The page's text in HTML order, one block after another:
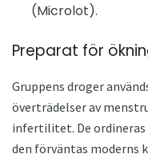
(Microlot).
Preparat för
Gruppens droger
överträdelser av
infertilitet. De
den förväntas moderns